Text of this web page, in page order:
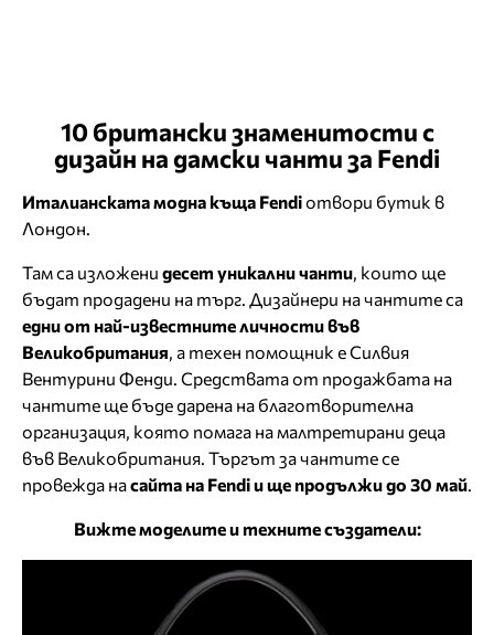
10 британски знаменитости с
дизайн на дамски чанти за Fendi
Италианската модна къща Fendiотвори бутик в
Лондон.
Там са изложени десет уникални чанти , които ще
бъдат продадени на търг. Дизайнери на чантите са
едни от най-известните личности във
Великобритания , а техен помощник е Силвия
Вентурини Фенди. Средствата от продажбата на
чантите ще бъде дарена на благотворителна
организация, която помага на малтретирани деца
във Великобритания. Търгът за чантите се
провежда насайта на Fendi и ще продължи до 30 май
Вижте моделите и техните създатели: